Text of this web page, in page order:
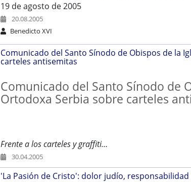
19 de agosto de 2005
20.08.2005
Benedicto XVI
Comunicado del Santo Sínodo de Obispos de la
carteles antisemitas
Comunicado del Santo Sínodo de
Ortodoxa Serbia sobre carteles
Frente a los carteles y graffiti…
30.04.2005
'La Pasión de Cristo': dolor judío,